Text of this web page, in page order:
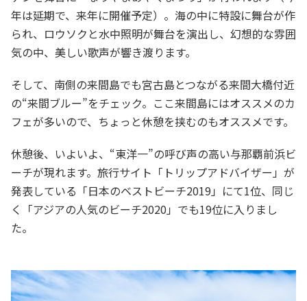
年は延期で、来年に開催予定）。海の中に特設に舞台が作
られ、ロウソクと水中照明が舞台を演出し、幻想的な雰囲
気の中、美しい歌声が響き渡ります。
そして、南側の来間島でも宮古島とつながる来間大橋付近
の“来間ブルー”をチェック。ここ来間島にはオススメのカ
フェが多いので、ちょっと休憩を挟むのもオススメです。
休憩後、いよいよ、“東洋一”の呼び声の高い与那覇前浜ビ
ーチが現れます。旅行サイト「トリップアドバイザー」が
発表している「日本のベストビーチ2019」にて1位、同じ
く「アジアの人気のビーチ2020」でも19位に入りまし
た。